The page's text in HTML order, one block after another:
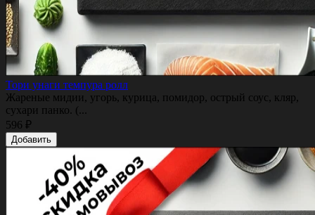
Тори унаги темпура ролл
Жареные мидии, угорь, курица, помидор, острый соус, кляр,
сухари панко. (...
596 ₽
Добавить